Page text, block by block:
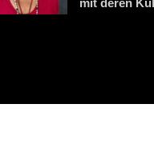
mit deren